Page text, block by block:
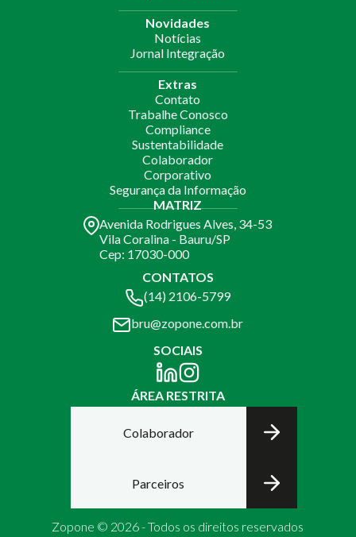
Novidades
Notícias
Jornal Integração
Extras
Contato
Trabalhe Conosco
Compliance
Sustentabilidade
Colaborador
Corporativo
Segurança da Informação
MATRIZ
Avenida Rodrigues Alves, 34-53
Vila Coralina - Bauru/SP
Cep: 17030-000
CONTATOS
(14) 2106-5799
bru@zopone.com.br
SOCIAIS
ÁREA RESTRITA
Colaborador
Parceiros
Zopone © 2026 - Todos os direitos reservados